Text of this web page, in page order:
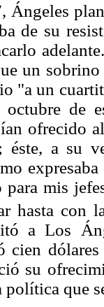
Ángeles
de su
un
"a un
octubre de
ofrecido
éste, a su
para mis
hasta con
a Los
cien
su
política que